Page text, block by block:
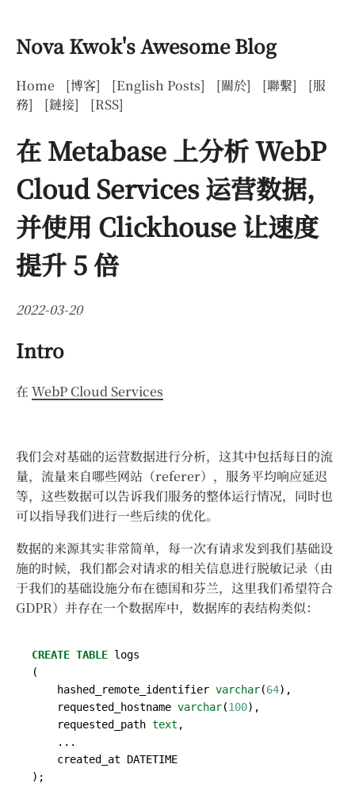
Nova Kwok's Awesome Blog
Home [博客] [English Posts] [關於] [聯繫]
[服
務]
[鏈接] [RSS]
在 Metabase 上分析 WebP
Cloud Services 运营数据，
并使用 Clickhouse 让速度
提升 5 倍
2022-03-20
Intro
在 WebP Cloud Services
我们会对基础的运营数据进行分析，这其中包括每日的流
量，流量来自哪些网站（referer），服务平均响应延迟
等，这些数据可以告诉我们服务的整体运行情况，同时也
可以指导我们进行一些后续的优化。
数据的来源其实非常简单，每一次有请求发到我们基础设
施的时候，我们都会对请求的相关信息进行脱敏记录（由
于我们的基础设施分布在德国和芬兰，这里我们希望符合
GDPR）并存在一个数据库中，数据库的表结构类似：
CREATE TABLE logs
(
hashed_remote_identifier varchar(64),
requested_hostname varchar(100),
requested_path text ,
...
created_at
DATETIME
);